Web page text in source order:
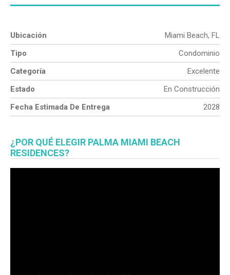
Ubicación
Miami Beach, FL
Tipo
Condominio
Categoría
Excelente
Estado
En Construcción
Fecha Estimada De Entrega
2028
¿POR QUÉ ELEGIR PALMA MIAMI BEACH
RESIDENCES?